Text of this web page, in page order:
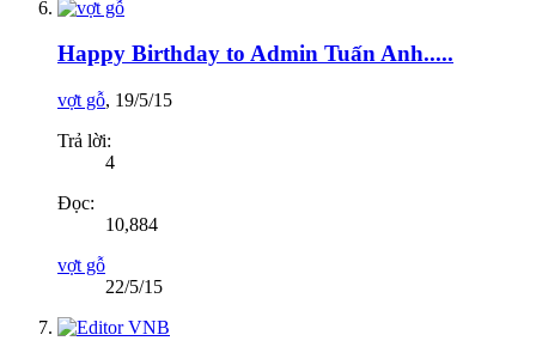
Happy Birthday to Admin Tuấn Anh.....
vợt gỗ, 19/5/15
Trả lời:
4
Đọc:
10,884
vợt gỗ
22/5/15